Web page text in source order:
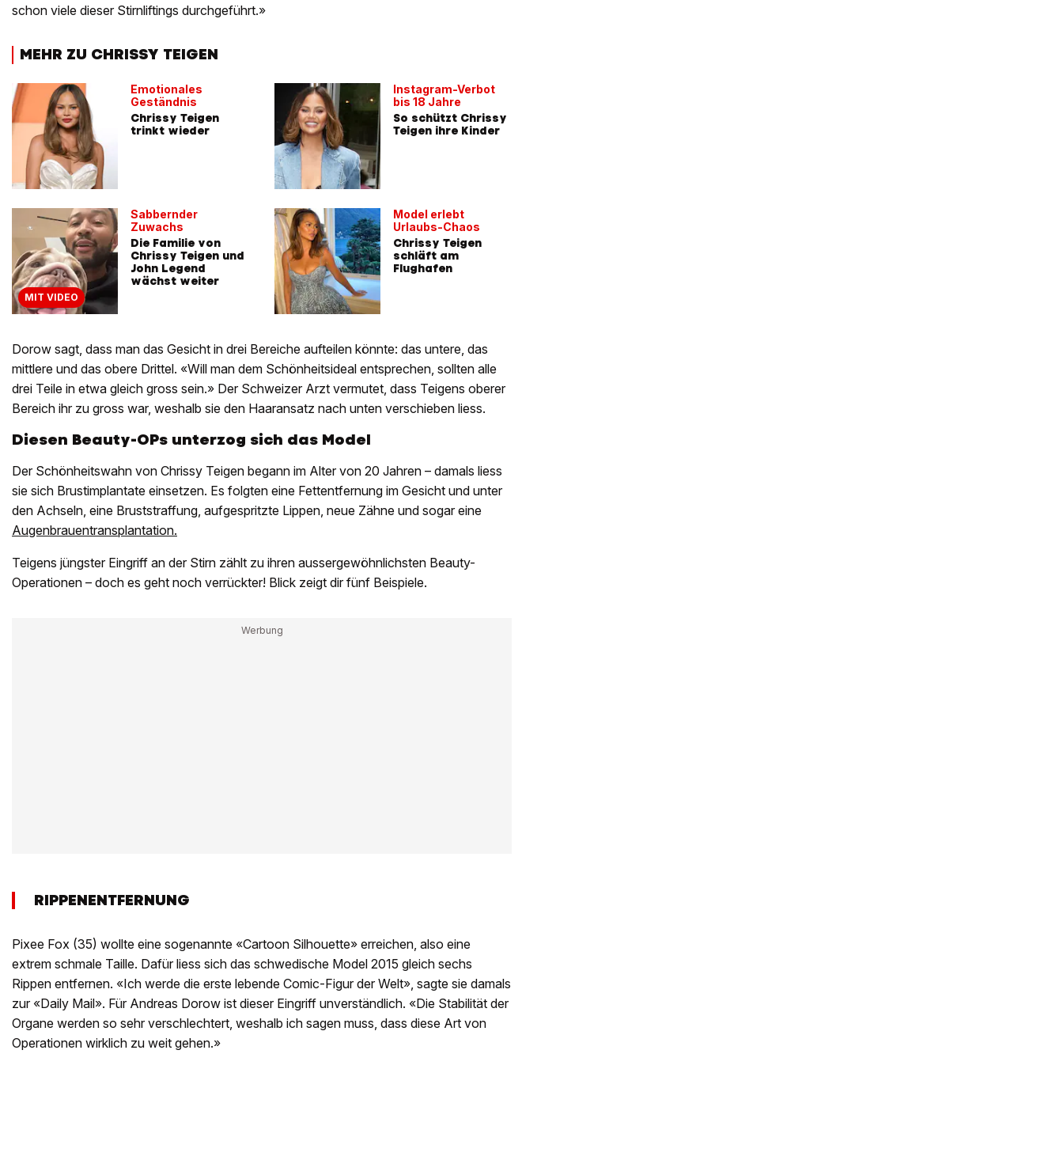
schon viele dieser Stirnliftings durchgeführt.»
MEHR ZU CHRISSY TEIGEN
Emotionales
Geständnis
Chrissy Teigen
trinkt wieder
MIT VIDEO
Sabbernder
Zuwachs
Die Familie von
Chrissy Teigen und
John Legend
wächst weiter
Instagram-Verbot
bis 18 Jahre
So schützt Chrissy
Teigen ihre Kinder
Model erlebt
Urlaubs-Chaos
Chrissy Teigen
schläft am
Flughafen
Dorow sagt, dass man das Gesicht in drei Bereiche aufteilen könnte: das untere, das
mittlere und das obere Drittel. «Will man dem Schönheitsideal entsprechen, sollten alle
drei Teile in etwa gleich gross sein.» Der Schweizer Arzt vermutet, dass Teigens oberer
Bereich ihr zu gross war, weshalb sie den Haaransatz nach unten verschieben liess.
Diesen Beauty-OPs unterzog sich das Model
Der Schönheitswahn von Chrissy Teigen begann im Alter von 20 Jahren – damals liess
sie sich Brustimplantate einsetzen. Es folgten eine Fettentfernung im Gesicht und unter
den Achseln, eine Bruststraffung, aufgespritzte Lippen, neue Zähne und sogar eine
Augenbrauentransplantation.
Teigens jüngster Eingriff an der Stirn zählt zu ihren aussergewöhnlichsten Beauty-
Operationen – doch es geht noch verrückter! Blick zeigt dir fünf Beispiele.
RIPPENENTFERNUNG
Pixee Fox (35) wollte eine sogenannte «Cartoon Silhouette» erreichen, also eine
extrem schmale Taille. Dafür liess sich das schwedische Model 2015 gleich sechs
Rippen entfernen. «Ich werde die erste lebende Comic-Figur der Welt», sagte sie damals
zur «Daily Mail». Für Andreas Dorow ist dieser Eingriff unverständlich. «Die Stabilität der
Organe werden so sehr verschlechtert, weshalb ich sagen muss, dass diese Art von
Operationen wirklich zu weit gehen.»